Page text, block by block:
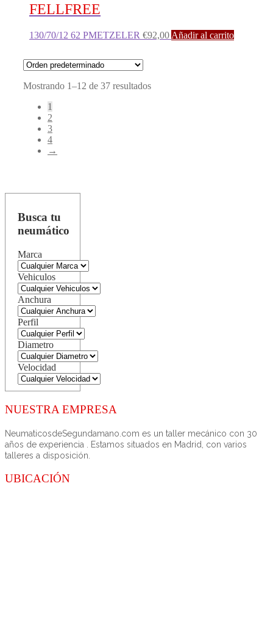
FELLFREE
130/70/12 62 PMETZELER €92,00 Añadir al carrito
Mostrando 1–12 de 37 resultados
1
2
3
4
→
Busca tu
neumático
Marca
Vehiculos
Anchura
Perfil
Diametro
Velocidad
NUESTRA EMPRESA
NeumaticosdeSegundamano.com es un taller mecánico con 30
años de experiencia . Estamos situados en Madrid, con varios
talleres a disposición.
UBICACIÓN